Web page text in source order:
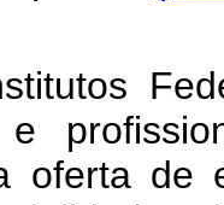
e
oferta de